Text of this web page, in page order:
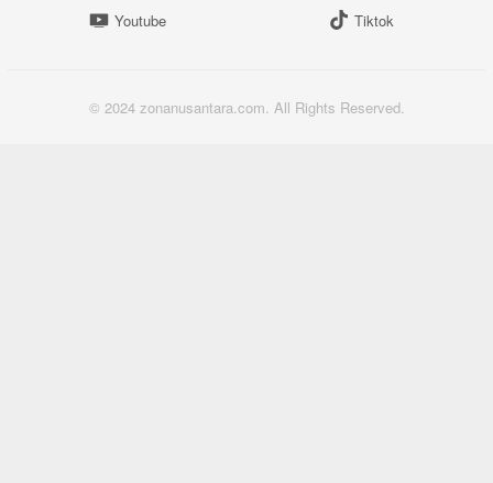
Youtube
Tiktok
© 2024 zonanusantara.com. All Rights Reserved.